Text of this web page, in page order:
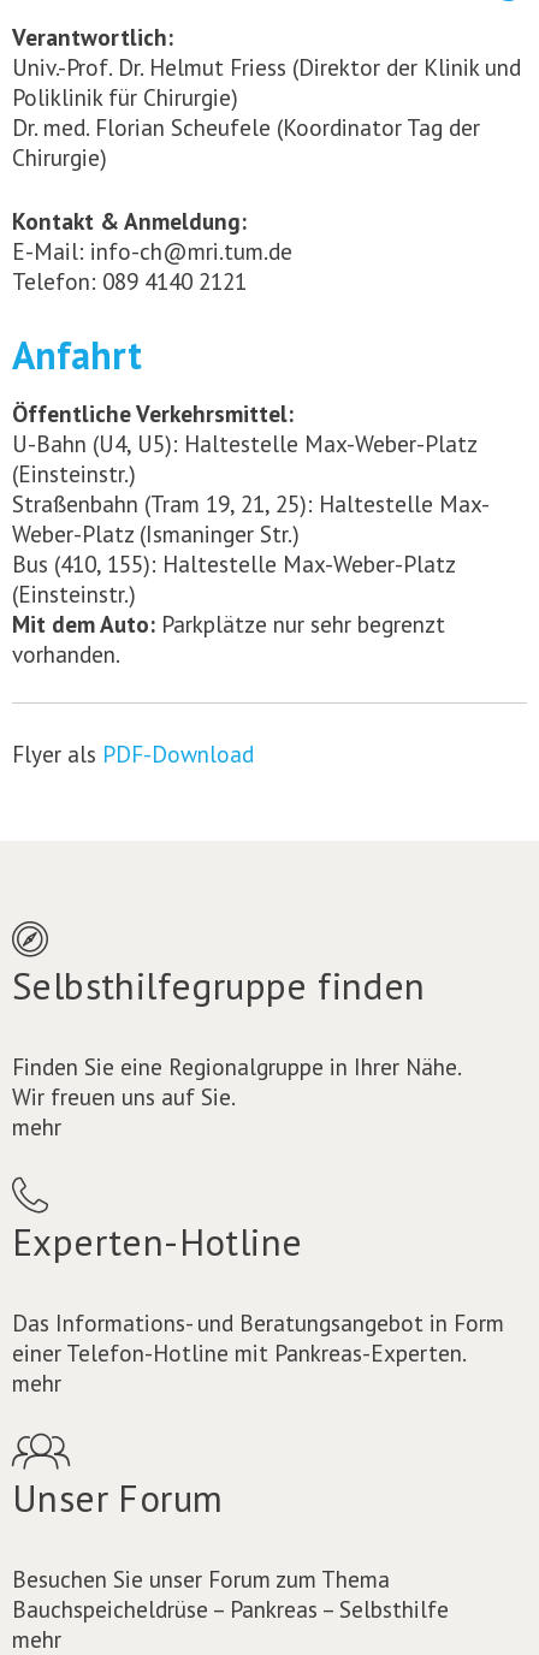
Verantwortlich:
Univ.-Prof. Dr. Helmut Friess (Direktor der Klinik und
Poliklinik für Chirurgie)
Dr. med. Florian Scheufele (Koordinator Tag der
Chirurgie)
Kontakt & Anmeldung:
E-Mail: info-ch@mri.tum.de
Telefon: 089 4140 2121
Anfahrt
Öffentliche Verkehrsmittel:
U-Bahn (U4, U5): Haltestelle Max-Weber-Platz
(Einsteinstr.)
Straßenbahn (Tram 19, 21, 25): Haltestelle Max-
Weber-Platz (Ismaninger Str.)
Bus (410, 155): Haltestelle Max-Weber-Platz
(Einsteinstr.)
Mit dem Auto: Parkplätze nur sehr begrenzt
vorhanden.
Flyer als PDF-Download
Selbsthilfegruppe finden
Finden Sie eine Regionalgruppe in Ihrer Nähe.
Wir freuen uns auf Sie.
mehr
Experten-Hotline
Das Informations- und Beratungsangebot in Form
einer Telefon-Hotline mit Pankreas-Experten.
mehr
Unser Forum
Besuchen Sie unser Forum zum Thema
Bauchspeicheldrüse – Pankreas – Selbsthilfe
mehr